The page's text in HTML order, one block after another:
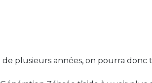
plusieurs années, on pourra donc